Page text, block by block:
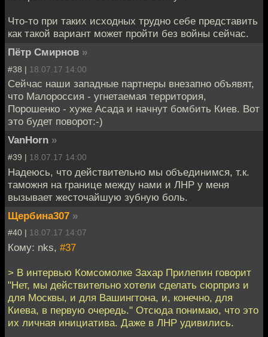
Что-то при таких исходных трудно себе представить
как такой вариант может пройти без войны сейчас.
Пётр Смирнов »
#38 | 18.07.17 14:00
Сейчас наши западные партнеры внезапно объявят,
что Малороссия - угнетаемая территория,
Порошенко - хуже Асада и начнут бомбить Киев. Вот
это будет поворот:-)
VanHorn »
#39 | 18.07.17 14:00
Надеюсь, что действительно мы объединимся, т.к.
таможня на границе между нами и ЛНР у меня
вызывает жесточайшую зубную боль.
Щербина307 »
#40 | 18.07.17 14:07
Кому: nks, #37
> В интервью Комсомолке Захар Прилепин говорит
"Нет, мы действительно хотели сделать сюрприз и
для Москвы, и для Вашингтона, и, конечно, для
Киева, в первую очередь." Отсюда понимаю, что это
их личная инициатива. Даже в ЛНР удивились.